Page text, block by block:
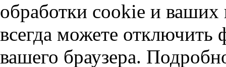
обработки cookie и
всегда можете отключить
вашего браузера.